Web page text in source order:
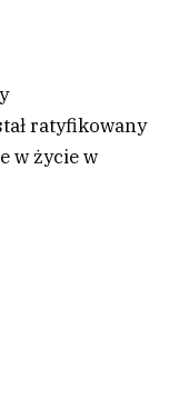
ratyfikowany
w życie w